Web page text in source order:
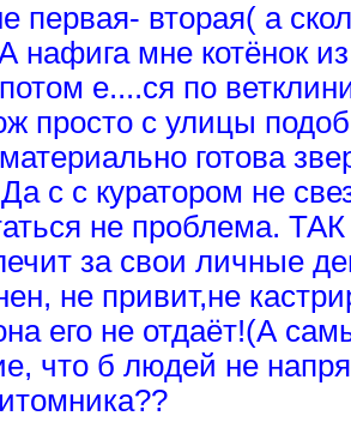
первая- вторая( а
мне котёнок из
е....ся по
просто с улицы
готова
с с куратором не
не проблема.
за свои личные
не привит,не
его не отдаёт!(А
что б людей не